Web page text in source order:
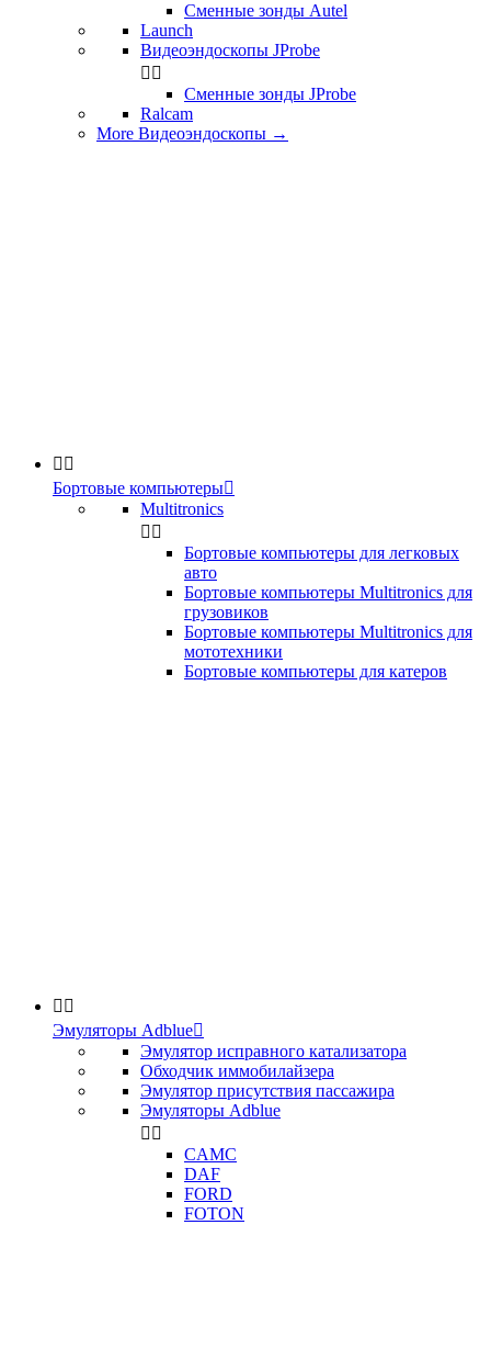
Сменные зонды Autel
Launch
Видеоэндоскопы JProbe
 
Сменные зонды JProbe
Ralcam
More Видеоэндоскопы →
 
Бортовые компьютеры
Multitronics
 
Бортовые компьютеры для легковых
авто
Бортовые компьютеры Multitronics для
грузовиков
Бортовые компьютеры Multitronics для
мототехники
Бортовые компьютеры для катеров
 
Эмуляторы Adblue
Эмулятор исправного катализатора
Обходчик иммобилайзера
Эмулятор присутствия пассажира
Эмуляторы Adblue
 
CAMC
DAF
FORD
FOTON